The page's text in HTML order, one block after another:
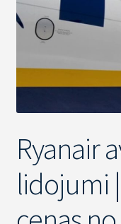
Ryanair
lidojumi